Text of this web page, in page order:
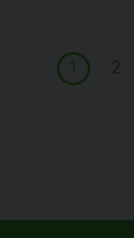
1